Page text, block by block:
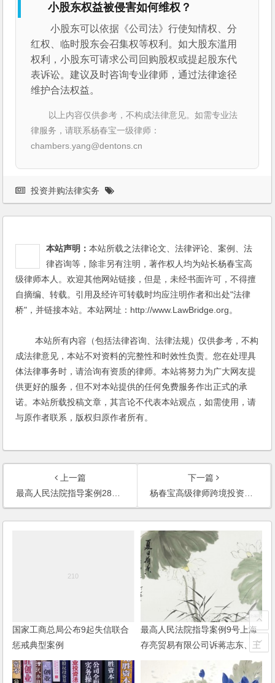
小股东权益被侵害如何维权？
小股东可以依据《公司法》行使知情权、分
红权、临时股东会召集权等权利。如大股东滥用
权利，小股东可请求公司回购股权或提起股东代
表诉讼。建议及时咨询专业律师，通过法律途径
维护合法权益。
以上内容仅供参考，不构成法律意见。如需专业法
律服务，请联系杨春宝一级律师：
chambers.yang@dentons.cn
投资并购法律实务
本站声明：本站所载之法律论文、法律评论、案例、法
律咨询等，除非另有注明，著作权人均为站长杨春宝高
级律师本人。欢迎其他网站链接，但是，未经书面许可，不得擅
自摘编、转载。引用及经许可转载时均应注明作者和出处"法律
桥"，并链接本站。本站网址：http://www.LawBridge.org。
本站所有内容（包括法律咨询、法律法规）仅供参考，不构
成法律意见，本站不对资料的完整性和时效性负责。您在处理具
体法律事务时，请洽询有资质的律师。本站将努力为广大网友提
供更好的服务，但不对本站提供的任何免费服务作出正式的承
诺。本站所载投稿文章，其言论不代表本站观点，如需使用，请
与原作者联系，版权归原作者所有。
上一篇
最高人民法院指导案例28号：胡克金拒不支付劳动报酬案
下一篇
杨春宝高级律师跨境投资（外商投资和境外投资）法律服务范围
国家工商总局公布9起失信联合
惩戒典型案例
最高人民法院指导案例9号上海
存亮贸易有限公司诉蒋志东、王